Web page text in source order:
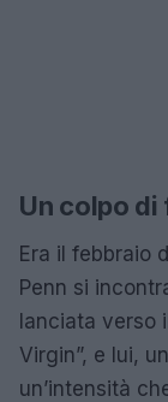
Un colpo
Era il febbraio
Penn si
lanciata verso
Virgin”, e lui,
un’intensità